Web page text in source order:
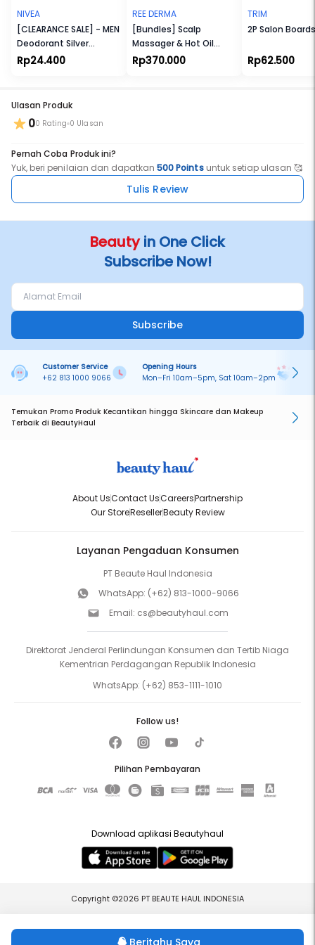
Konduktor termal: Keramik turmalin
Masa garansi: garansi 12 bulan.
NIVEA
[CLEARANCE SALE] - MEN
Deodorant Silver
Protect Roll On
Rp24.400
REE DERMA
[Bundles] Scalp
Massager & Hot Oil
100ml
Rp370.000
TRIM
2P Salon Boards
Rp62.500
Ulasan Produk
00 Rating 0 Ulasan
Pernah Coba Produk ini?
Yuk, beri penilaian dan dapatkan500 Pointsuntuk setiap ulasan 🥰
Tulis Review
Beritahu Saya
Beautyin One Click
Subscribe Now!
Subscribe
Customer Service
+62 813 1000 9066
Opening Hours
Mon–Fri 10am–5pm, Sat 10am–2pm
Temukan Promo Produk Kecantikan hingga Skincare dan Makeup
Terbaik di BeautyHaul
About UsContact UsCareersPartnership
Our StoreResellerBeauty Review
Layanan Pengaduan Konsumen
PT Beaute Haul Indonesia
WhatsApp: (+62) 813-1000-9066
Email: cs@beautyhaul.com
Direktorat Jenderal Perlindungan Konsumen dan Tertib Niaga
Kementrian Perdagangan Republik Indonesia
WhatsApp: (+62) 853-1111-1010
Pilihan Pembayaran
Follow us!
Download aplikasi Beautyhaul
Copyright ©2026 PT BEAUTE HAUL INDONESIA